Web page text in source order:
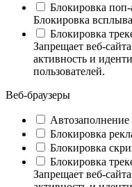
Блокировка
Блокировка
Блокировка
Запрещает веб-
активность и
пользователей.
Веб-браузеры
Блокировка
Блокировка
Блокировка
Запрещает веб-